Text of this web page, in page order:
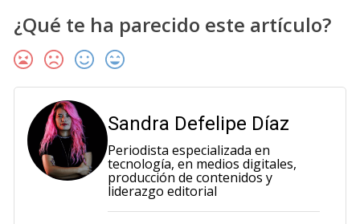
¿Qué te ha parecido este artículo?
Sandra Defelipe Díaz
Periodista especializada en
tecnología, en medios digitales,
producción de contenidos y
liderazgo editorial